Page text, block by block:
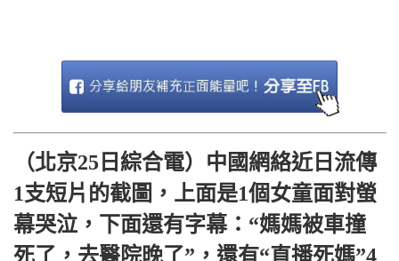
（北京25日綜合電）中國網絡近日流傳
1支短片的截圖，上面是1個女童面對螢
幕哭泣，下面還有字幕：“媽媽被車撞
死了，去醫院晚了”，還有“直播死媽”4